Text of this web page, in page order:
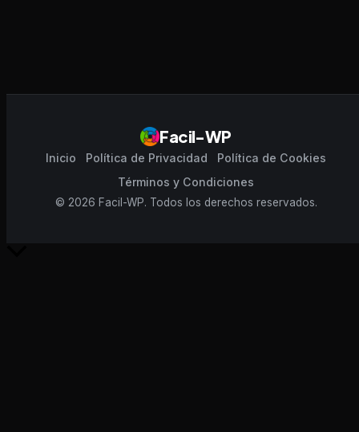
Facil-WP
Inicio Política de Privacidad
Política de Cookies
Términos y Condiciones
© 2026 Facil-WP. Todos los derechos reservados.